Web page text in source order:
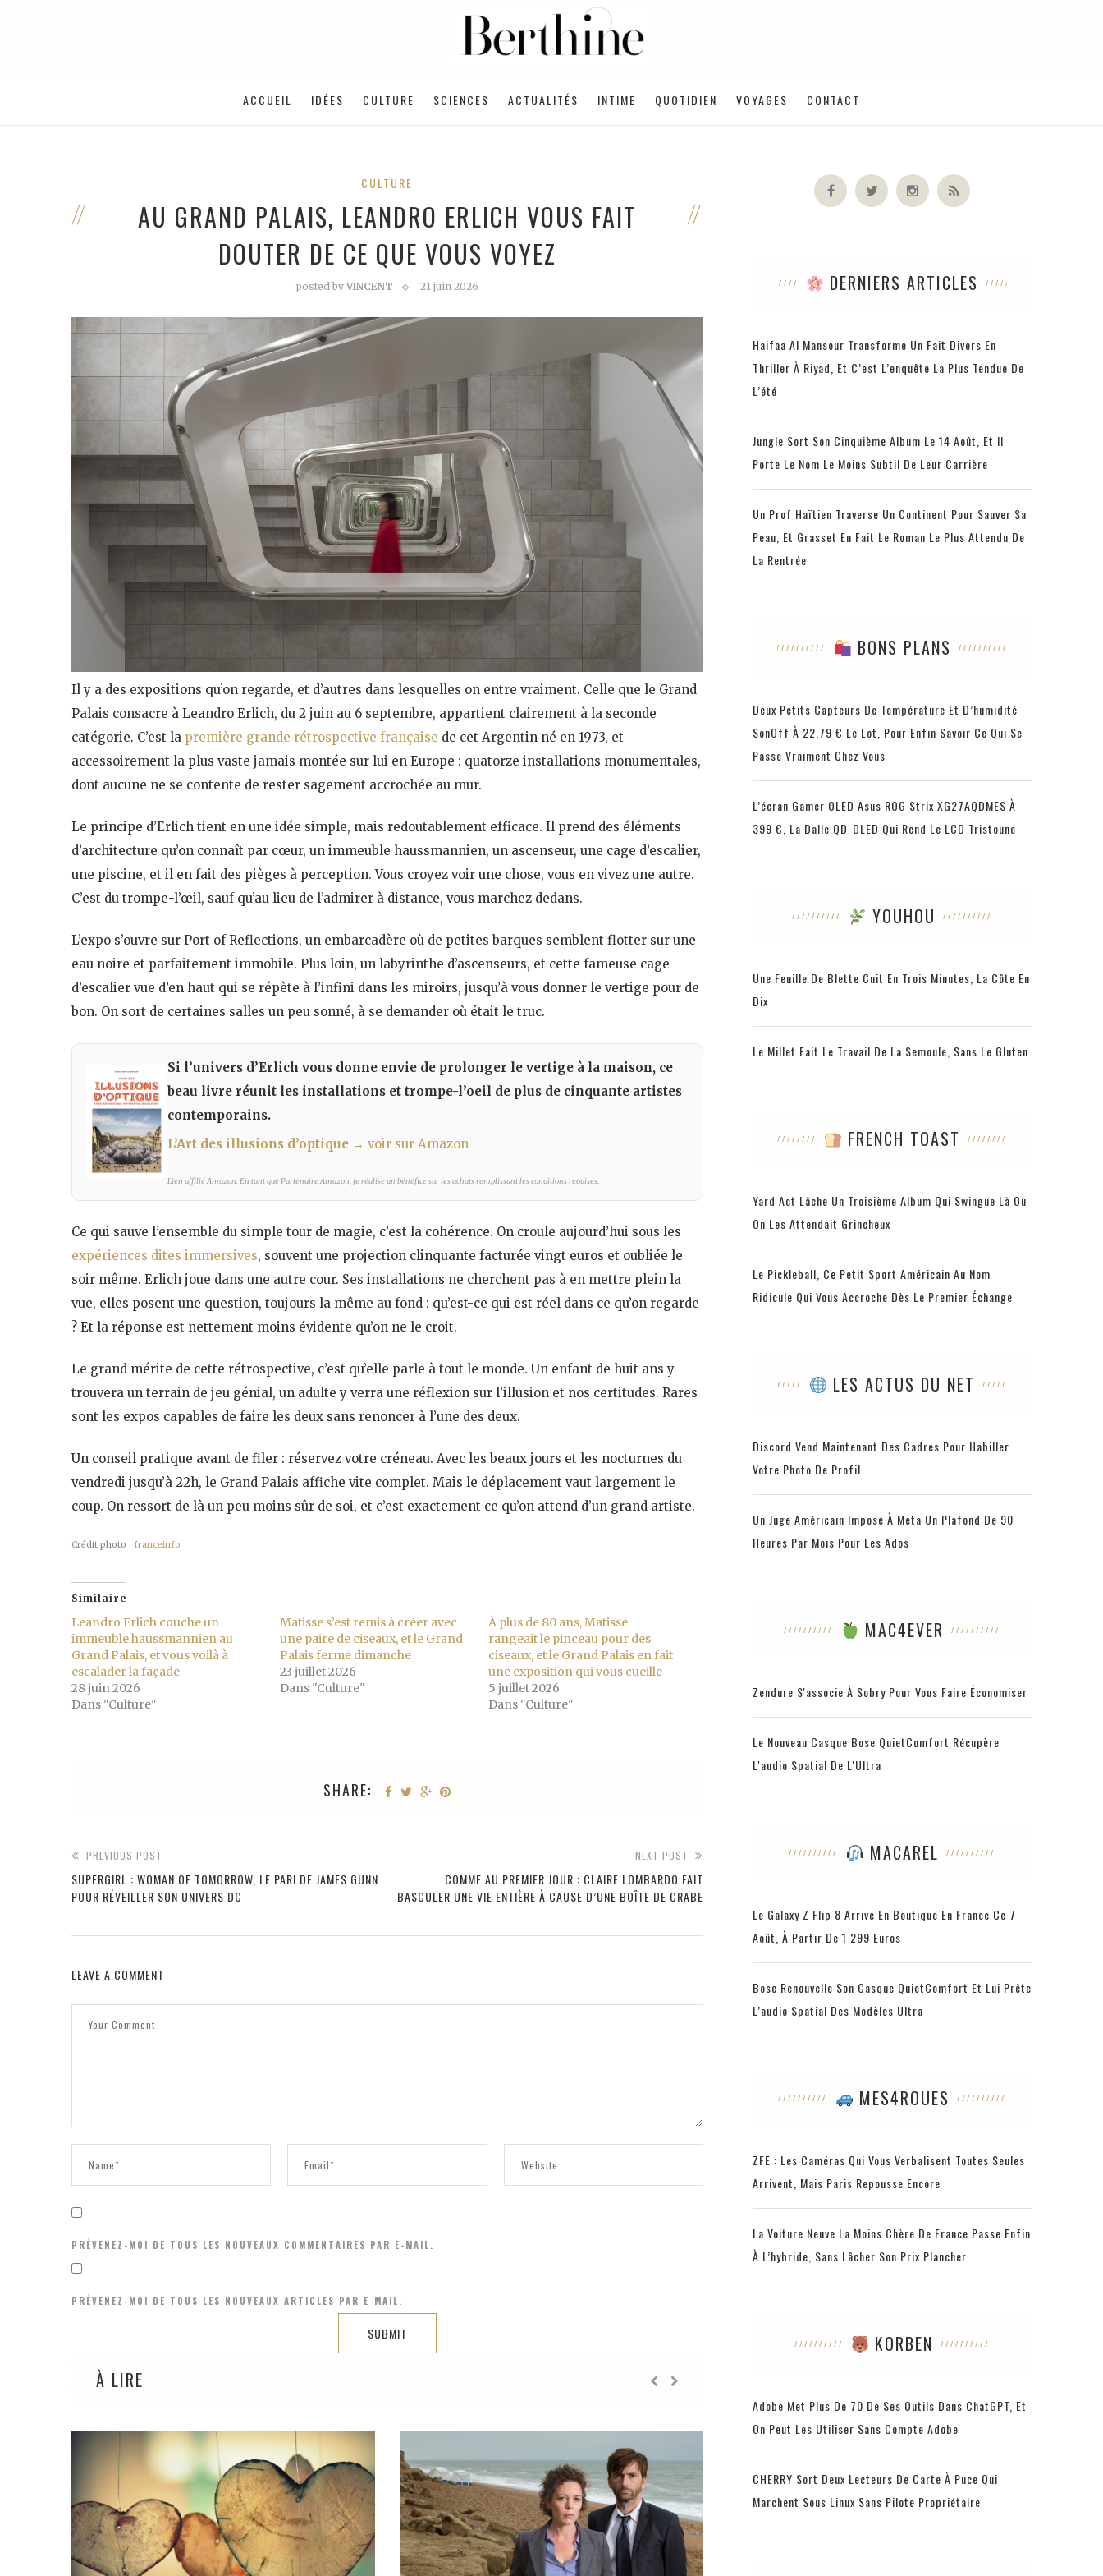
ACCUEIL IDÉES CULTURE SCIENCES ACTUALITÉS INTIME QUOTIDIEN VOYAGES CONTACT
CULTURE
AU GRAND PALAIS, LEANDRO ERLICH VOUS FAIT
DOUTER DE CE QUE VOUS VOYEZ
posted by VINCENT 21 juin 2026
Il y a des expositions qu’on regarde, et d’autres dans lesquelles on entre vraiment. Celle que le Grand
Palais consacre à Leandro Erlich, du 2 juin au 6 septembre, appartient clairement à la seconde
catégorie. C’est la première grande rétrospective française de cet Argentin né en 1973, et
accessoirement la plus vaste jamais montée sur lui en Europe : quatorze installations monumentales,
dont aucune ne se contente de rester sagement accrochée au mur.
Le principe d’Erlich tient en une idée simple, mais redoutablement efficace. Il prend des éléments
d’architecture qu’on connaît par cœur, un immeuble haussmannien, un ascenseur, une cage d’escalier,
une piscine, et il en fait des pièges à perception. Vous croyez voir une chose, vous en vivez une autre.
C’est du trompe-l’œil, sauf qu’au lieu de l’admirer à distance, vous marchez dedans.
L’expo s’ouvre sur Port of Reflections, un embarcadère où de petites barques semblent flotter sur une
eau noire et parfaitement immobile. Plus loin, un labyrinthe d’ascenseurs, et cette fameuse cage
d’escalier vue d’en haut qui se répète à l’infini dans les miroirs, jusqu’à vous donner le vertige pour de
bon. On sort de certaines salles un peu sonné, à se demander où était le truc.
Si l’univers d’Erlich vous donne envie de prolonger le vertige à la maison, ce
beau livre réunit les installations et trompe-l’oeil de plus de cinquante artistes
contemporains.
L’Art des illusions d’optique → voir sur Amazon
Lien affilié Amazon. En tant que Partenaire Amazon, je réalise un bénéfice sur les achats remplissant les conditions requises.
Ce qui sauve l’ensemble du simple tour de magie, c’est la cohérence. On croule aujourd’hui sous les
expériences dites immersives, souvent une projection clinquante facturée vingt euros et oubliée le
soir même. Erlich joue dans une autre cour. Ses installations ne cherchent pas à en mettre plein la
vue, elles posent une question, toujours la même au fond : qu’est-ce qui est réel dans ce qu’on regarde
? Et la réponse est nettement moins évidente qu’on ne le croit.
Le grand mérite de cette rétrospective, c’est qu’elle parle à tout le monde. Un enfant de huit ans y
trouvera un terrain de jeu génial, un adulte y verra une réflexion sur l’illusion et nos certitudes. Rares
sont les expos capables de faire les deux sans renoncer à l’une des deux.
Un conseil pratique avant de filer : réservez votre créneau. Avec les beaux jours et les nocturnes du
vendredi jusqu’à 22h, le Grand Palais affiche vite complet. Mais le déplacement vaut largement le
coup. On ressort de là un peu moins sûr de soi, et c’est exactement ce qu’on attend d’un grand artiste.
Crédit photo : franceinfo
Similaire
Leandro Erlich couche un
immeuble haussmannien au
Grand Palais, et vous voilà à
escalader la façade
28 juin 2026
Dans "Culture"
Matisse s’est remis à créer avec
une paire de ciseaux, et le Grand
Palais ferme dimanche
23 juillet 2026
Dans "Culture"
À plus de 80 ans, Matisse
rangeait le pinceau pour des
ciseaux, et le Grand Palais en fait
une exposition qui vous cueille
5 juillet 2026
Dans "Culture"
SHARE:
PREVIOUS POST
SUPERGIRL : WOMAN OF TOMORROW, LE PARI DE JAMES GUNN
POUR RÉVEILLER SON UNIVERS DC
NEXT POST
COMME AU PREMIER JOUR : CLAIRE LOMBARDO FAIT
BASCULER UNE VIE ENTIÈRE À CAUSE D’UNE BOÎTE DE CRABE
LEAVE A COMMENT
PRÉVENEZ-MOI DE TOUS LES NOUVEAUX COMMENTAIRES PAR E-MAIL.
PRÉVENEZ-MOI DE TOUS LES NOUVEAUX ARTICLES PAR E-MAIL.
À LIRE
DERNIERS ARTICLES
Haifaa Al Mansour Transforme Un Fait Divers En
Thriller À Riyad, Et C’est L’enquête La Plus Tendue De
L’été
Jungle Sort Son Cinquième Album Le 14 Août, Et Il
Porte Le Nom Le Moins Subtil De Leur Carrière
Un Prof Haïtien Traverse Un Continent Pour Sauver Sa
Peau, Et Grasset En Fait Le Roman Le Plus Attendu De
La Rentrée
BONS PLANS
Deux Petits Capteurs De Température Et D’humidité
SonOff À 22,79 € Le Lot, Pour Enfin Savoir Ce Qui Se
Passe Vraiment Chez Vous
L’écran Gamer OLED Asus ROG Strix XG27AQDMES À
399 €, La Dalle QD-OLED Qui Rend Le LCD Tristoune
YOUHOU
Une Feuille De Blette Cuit En Trois Minutes, La Côte En
Dix
Le Millet Fait Le Travail De La Semoule, Sans Le Gluten
FRENCH TOAST
Yard Act Lâche Un Troisième Album Qui Swingue Là Où
On Les Attendait Grincheux
Le Pickleball, Ce Petit Sport Américain Au Nom
Ridicule Qui Vous Accroche Dès Le Premier Échange
LES ACTUS DU NET
Discord Vend Maintenant Des Cadres Pour Habiller
Votre Photo De Profil
Un Juge Américain Impose À Meta Un Plafond De 90
Heures Par Mois Pour Les Ados
MAC4EVER
Zendure S'associe À Sobry Pour Vous Faire Économiser
Le Nouveau Casque Bose QuietComfort Récupère
L'audio Spatial De L'Ultra
MACAREL
Le Galaxy Z Flip 8 Arrive En Boutique En France Ce 7
Août, À Partir De 1 299 Euros
Bose Renouvelle Son Casque QuietComfort Et Lui Prête
L’audio Spatial Des Modèles Ultra
MES4ROUES
ZFE : Les Caméras Qui Vous Verbalisent Toutes Seules
Arrivent, Mais Paris Repousse Encore
La Voiture Neuve La Moins Chère De France Passe Enfin
À L’hybride, Sans Lâcher Son Prix Plancher
KORBEN
Adobe Met Plus De 70 De Ses Outils Dans ChatGPT, Et
On Peut Les Utiliser Sans Compte Adobe
CHERRY Sort Deux Lecteurs De Carte À Puce Qui
Marchent Sous Linux Sans Pilote Propriétaire